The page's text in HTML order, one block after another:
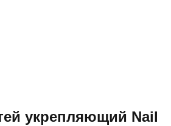
укрепляющий Nail